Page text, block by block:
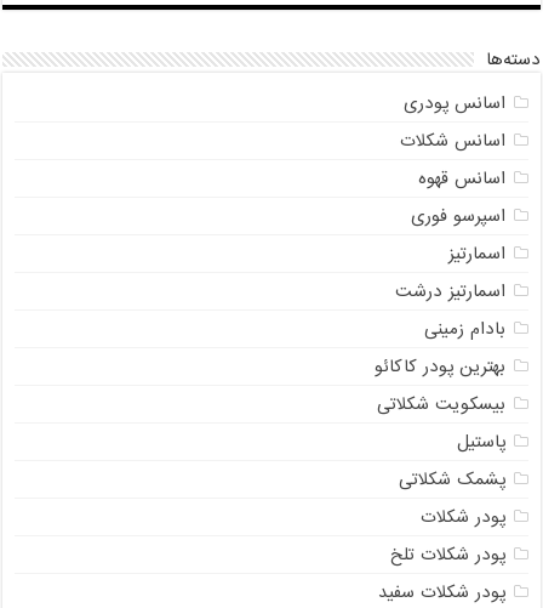
دسته‌ها
اسانس پودری
اسانس شکلات
اسانس قهوه
اسپرسو فوری
اسمارتیز
اسمارتیز درشت
بادام زمینی
بهترین پودر کاکائو
بیسکویت شکلاتی
پاستیل
پشمک شکلاتی
پودر شکلات
پودر شکلات تلخ
پودر شکلات سفید